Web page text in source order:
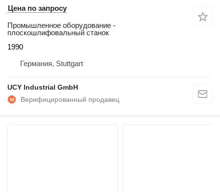
Цена по запросу
Промышленное оборудование -
плоскошлифовальный станок
1990
Германия, Stuttgart
UCY Industrial GmbH